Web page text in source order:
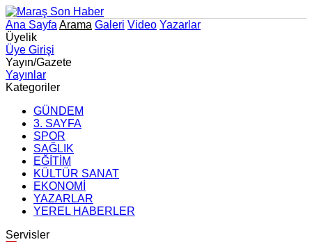
Ana Sayfa Arama Galeri Video Yazarlar
Üyelik
Üye Girişi
Yayın/Gazete
Yayınlar
Kategoriler
GÜNDEM
3. SAYFA
SPOR
SAĞLIK
EĞİTİM
KÜLTÜR SANAT
EKONOMİ
YAZARLAR
YEREL HABERLER
Servisler